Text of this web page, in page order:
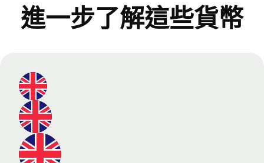
進一步了解這些貨幣